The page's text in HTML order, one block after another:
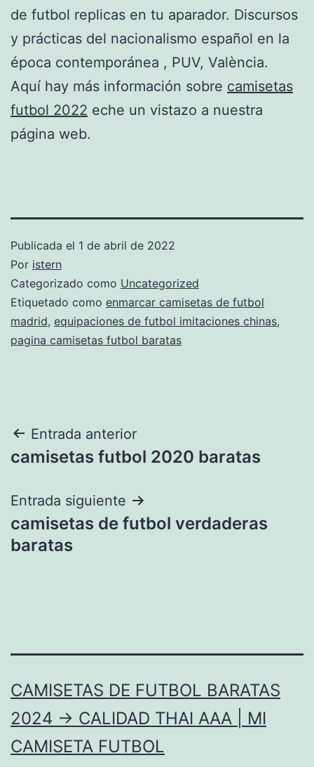
de futbol replicas en tu aparador. Discursos
y prácticas del nacionalismo español en la
época contemporánea , PUV, València.
Aquí hay más información sobre camisetas
futbol 2022 eche un vistazo a nuestra
página web.
Publicada el 1 de abril de 2022
Por istern
Categorizado como Uncategorized
Etiquetado como enmarcar camisetas de futbol
madrid, equipaciones de futbol imitaciones chinas,
pagina camisetas futbol baratas
Navegación
de
entradas
Entrada anterior
camisetas futbol 2020 baratas
Entrada siguiente
camisetas de futbol verdaderas
baratas
CAMISETAS DE FUTBOL BARATAS
2024 → CALIDAD THAI AAA | MI
CAMISETA FUTBOL